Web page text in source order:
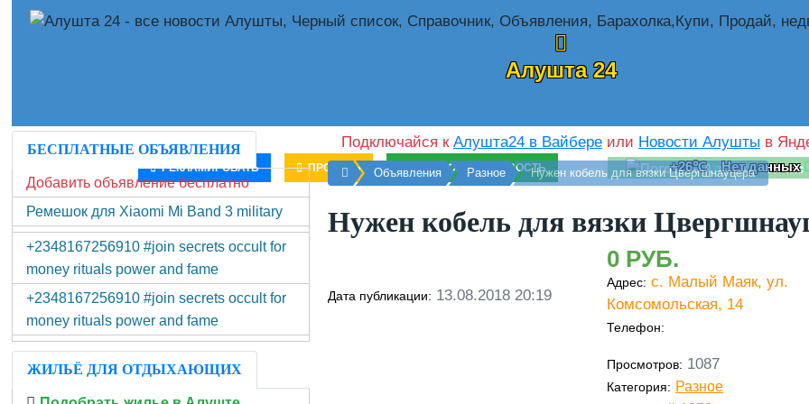
Алушта 24
РЕКЛАМИРОВАТЬ ПРОДАТЬ ПРЕДЛОЖИТЬ НОВОСТЬ +26℃ Нет данных
Подключайся к Алушта24 в Вайбереили Новости Алушты в
ГлавнаяОбъявления Разное Нужен кобель для вязки Цвергшнауцера
Нужен кобель для вязки
Дата публикации: 13.08.2018 20:19
0
Адрес: с. Малый Маяк, ул.
Комсомольская, 14
Телефон:
Просмотров: 1087
Категория: Разное
БЕСПЛАТНЫЕ ОБЪЯВЛЕНИЯ
Добавить объявление бесплатно
Ремешок для Xiaomi Mi Band 3 military
+2348167256910 #join secrets occult for
money rituals power and fame
+2348167256910 #join secrets occult for
money rituals power and fame
ЖИЛЬЁ ДЛЯ ОТДЫХАЮЩИХ